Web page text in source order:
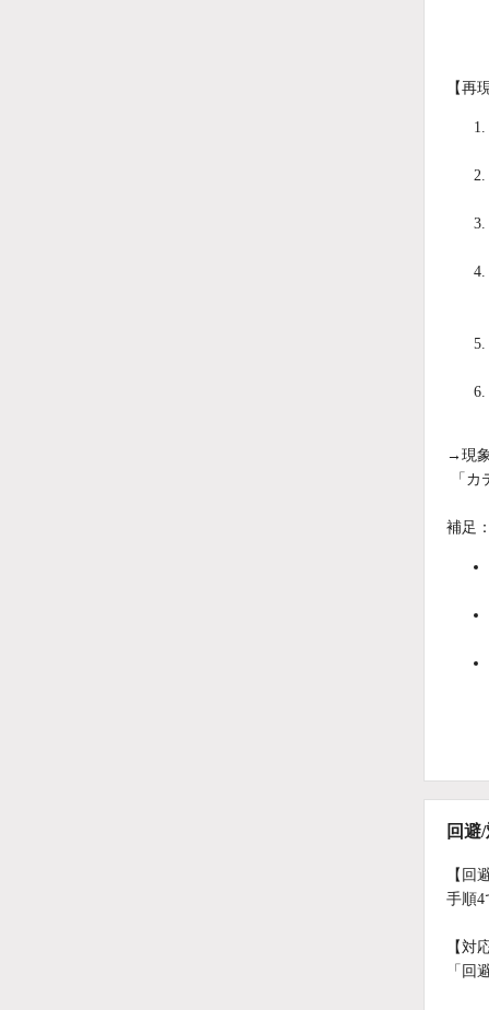
【再
→現
「カ
補足：
回避
【回
手順4
【対
「回